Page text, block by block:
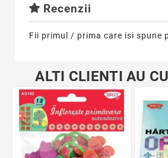
Recenzii
Fii primul / prima care isi spune
ALTI CLIENTI AU